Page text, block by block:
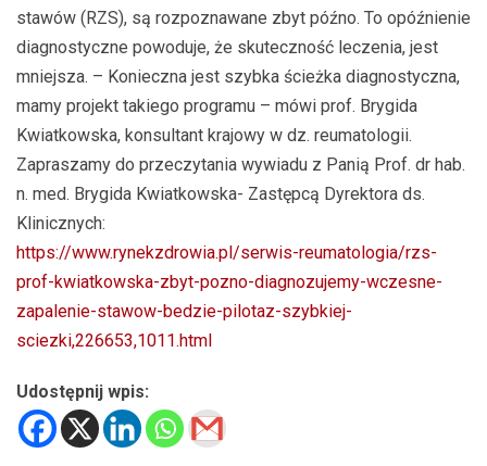
stawów (RZS), są rozpoznawane zbyt późno. To opóźnienie
diagnostyczne powoduje, że skuteczność leczenia, jest
mniejsza. – Konieczna jest szybka ścieżka diagnostyczna,
mamy projekt takiego programu – mówi prof. Brygida
Kwiatkowska, konsultant krajowy w dz. reumatologii.
Zapraszamy do przeczytania wywiadu z Panią Prof. dr hab.
n. med. Brygida Kwiatkowska- Zastępcą Dyrektora ds.
Klinicznych:
https://www.rynekzdrowia.pl/serwis-reumatologia/rzs-
prof-kwiatkowska-zbyt-pozno-diagnozujemy-wczesne-
zapalenie-stawow-bedzie-pilotaz-szybkiej-
sciezki,226653,1011.html
Udostępnij wpis: